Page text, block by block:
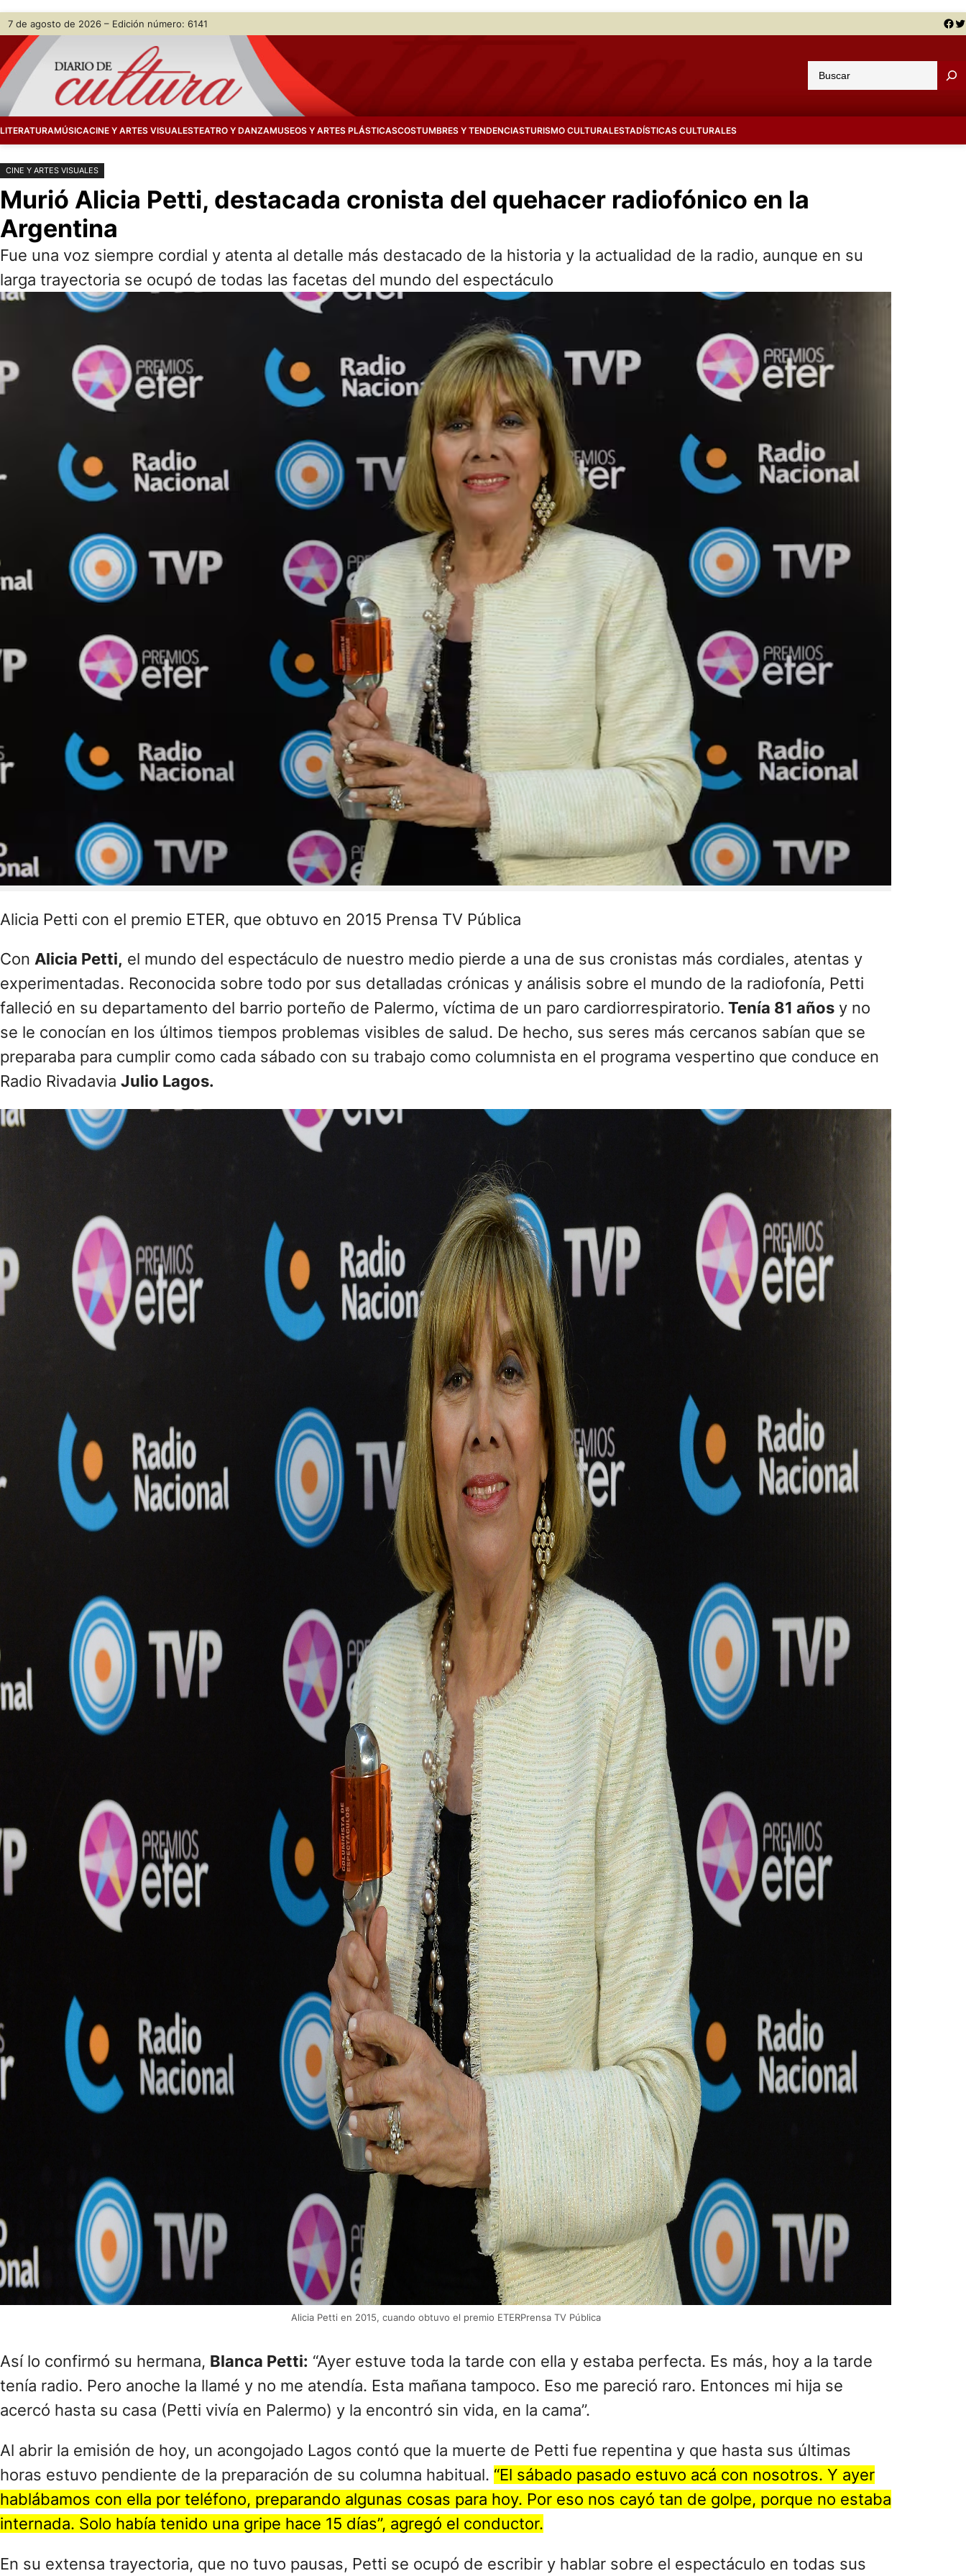
Saltar
contenido
Skip
content
7 de agosto de 2026 – Edición número: 6141 Facebook Twitter
u
a
LITERATURAMÚSICACINE Y ARTES VISUALESTEATRO Y DANZAMUSEOS Y ARTES PLÁSTICASCOSTUMBRES Y TENDENCIASTURISMO CULTURALESTADÍSTICAS CULTURALES
CINE Y ARTES VISUALES
Murió Alicia Petti, destacada cronista del quehacer radiofónico en la
Argentina
Fue una voz siempre cordial y atenta al detalle más destacado de la historia y la actualidad de la radio, aunque en su
larga trayectoria se ocupó de todas las facetas del mundo del espectáculo
Alicia Petti con el premio ETER, que obtuvo en 2015 Prensa TV Pública
Con Alicia Petti, el mundo del espectáculo de nuestro medio pierde a una de sus cronistas más cordiales, atentas y
experimentadas. Reconocida sobre todo por sus detalladas crónicas y análisis sobre el mundo de la radiofonía, Petti
falleció en su departamento del barrio porteño de Palermo, víctima de un paro cardiorrespiratorio. Tenía 81 años y no
se le conocían en los últimos tiempos problemas visibles de salud. De hecho, sus seres más cercanos sabían que se
preparaba para cumplir como cada sábado con su trabajo como columnista en el programa vespertino que conduce en
Radio Rivadavia Julio Lagos.
Alicia Petti en 2015, cuando obtuvo el premio ETERPrensa TV Pública
Así lo confirmó su hermana, Blanca Petti: “Ayer estuve toda la tarde con ella y estaba perfecta. Es más, hoy a la tarde
tenía radio. Pero anoche la llamé y no me atendía. Esta mañana tampoco. Eso me pareció raro. Entonces mi hija se
acercó hasta su casa (Petti vivía en Palermo) y la encontró sin vida, en la cama”.
Al abrir la emisión de hoy, un acongojado Lagos contó que la muerte de Petti fue repentina y que hasta sus últimas
horas estuvo pendiente de la preparación de su columna habitual. “El sábado pasado estuvo acá con nosotros. Y ayer
hablábamos con ella por teléfono, preparando algunas cosas para hoy. Por eso nos cayó tan de golpe, porque no estaba
internada. Solo había tenido una gripe hace 15 días”, agregó el conductor.
En su extensa trayectoria, que no tuvo pausas, Petti se ocupó de escribir y hablar sobre el espectáculo en todas sus